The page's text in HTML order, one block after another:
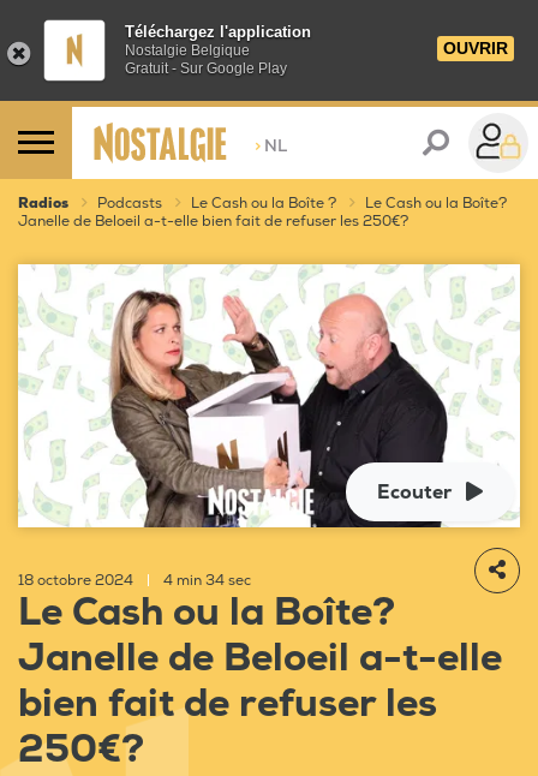
Téléchargez l'application
Nostalgie Belgique
Gratuit - Sur Google Play
OUVRIR
> NL
Radios Podcasts Le Cash ou la Boîte ?
Le Cash ou la Boîte?
Janelle de Beloeil a-t-elle bien fait de refuser les 250€?
Ecouter
18 octobre 2024 4 min 34 sec
Le Cash ou la Boîte?
Janelle de Beloeil a-t-elle
bien fait de refuser les
250€?